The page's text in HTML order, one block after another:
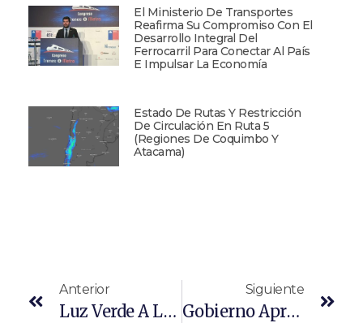
El Ministerio De Transportes
Reafirma Su Compromiso Con El
Desarrollo Integral Del
Ferrocarril Para Conectar Al País
E Impulsar La Economía
Estado De Rutas Y Restricción
De Circulación En Ruta 5
(Regiones De Coquimbo Y
Atacama)
Anterior
Luz Verde A La Expansión Del Puerto De Valparaíso: Comisión Ambiental Aprueba El Proyecto Por Unanimidad
Siguiente
Gobierno Aprueba La Política Nacional Logística Portuaria Mediante Resolución Exenta N° 1099: Un Paso Clave Para Modernizar El Sistema Portuario Chileno